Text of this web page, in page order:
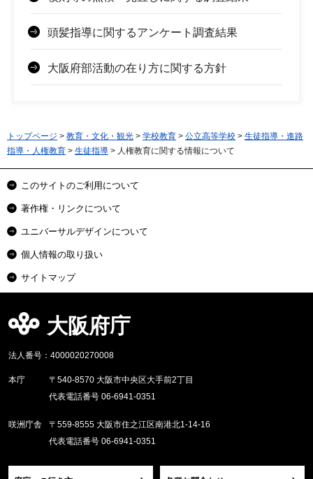
頭髪指導に関するアンケート調査結果
大阪府部活動の在り方に関する方針
トップページ > 教育・文化・観光 > 学校教育 > 公立高等学校 > 生徒指導・進路
指導・人権教育 > 生徒指導 > 人権教育に関する情報について
このサイトのご利用について
著作権・リンクについて
ユニバーサルデザインについて
個人情報の取り扱い
サイトマップ
大阪府庁
法人番号：4000020270008
本庁
〒540-8570 大阪市中央区大手前2丁目
代表電話番号 06-6941-0351
咲洲庁舎
〒559-8555 大阪市住之江区南港北1-14-16
代表電話番号 06-6941-0351